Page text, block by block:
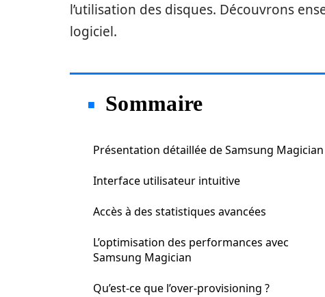
l’utilisation des disques. Découvrons
logiciel.
Sommaire
Présentation détaillée de Samsung Magician
Interface utilisateur intuitive
Accès à des statistiques avancées
L’optimisation des performances avec
Samsung Magician
Qu’est-ce que l’over-provisioning ?